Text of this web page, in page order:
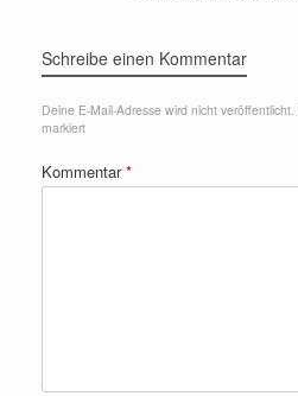
Schreibe einen Kommentar
Deine E-Mail-Adresse wird nicht veröffentlicht.
markiert
Kommentar*